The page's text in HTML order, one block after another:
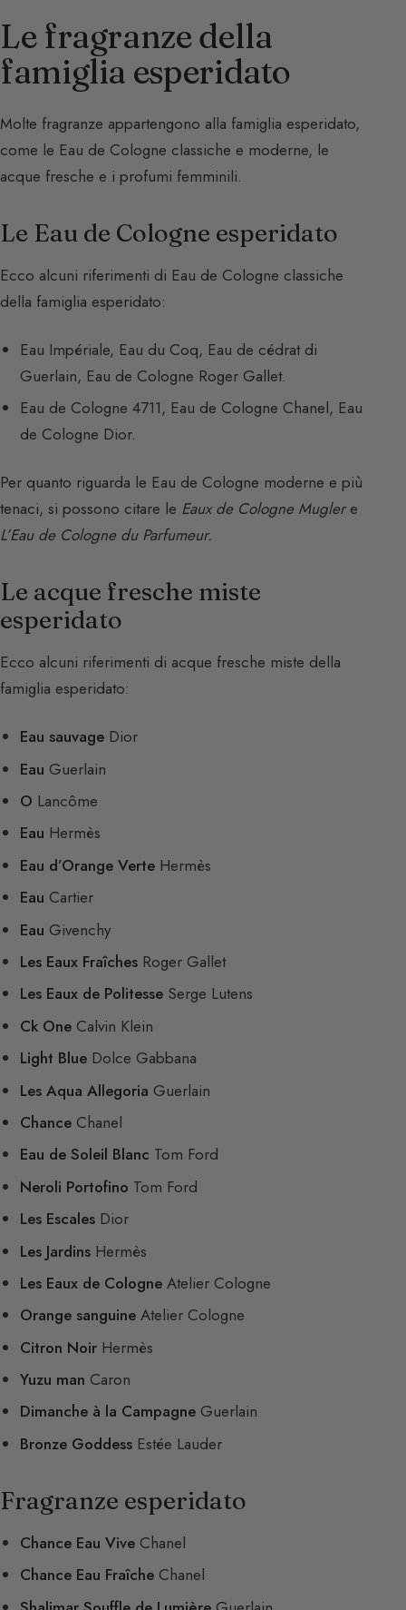
Le fragranze della
famiglia esperidato
Molte fragranze appartengono alla famiglia esperidato,
come le Eau de Cologne classiche e moderne, le
acque fresche e i profumi femminili.
Le Eau de Cologne esperidato
Ecco alcuni riferimenti di Eau de Cologne classiche
della famiglia esperidato:
Eau Impériale, Eau du Coq, Eau de cédrat di
Guerlain, Eau de Cologne Roger Gallet.
Eau de Cologne 4711, Eau de Cologne Chanel, Eau
de Cologne Dior.
Per quanto riguarda le Eau de Cologne moderne e più
tenaci, si possono citare le Eaux de Cologne Muglere
L’Eau de Cologne du Parfumeur.
Le acque fresche miste
esperidato
Ecco alcuni riferimenti di acque fresche miste della
famiglia esperidato:
Eau sauvage Dior
Eau Guerlain
O Lancôme
Eau Hermès
Eau d’Orange Verte Hermès
Eau Cartier
Eau Givenchy
Les Eaux Fraîches Roger Gallet
Les Eaux de Politesse Serge Lutens
Ck One Calvin Klein
Light Blue Dolce Gabbana
Les Aqua Allegoria Guerlain
Chance Chanel
Eau de Soleil Blanc Tom Ford
Neroli Portofino Tom Ford
Les Escales Dior
Les Jardins Hermès
Les Eaux de Cologne Atelier Cologne
Orange sanguine Atelier Cologne
Citron Noir Hermès
Yuzu man Caron
Dimanche à la Campagne Guerlain
Bronze Goddess Estée Lauder
Fragranze esperidato
Chance Eau Vive Chanel
Chance Eau Fraîche Chanel